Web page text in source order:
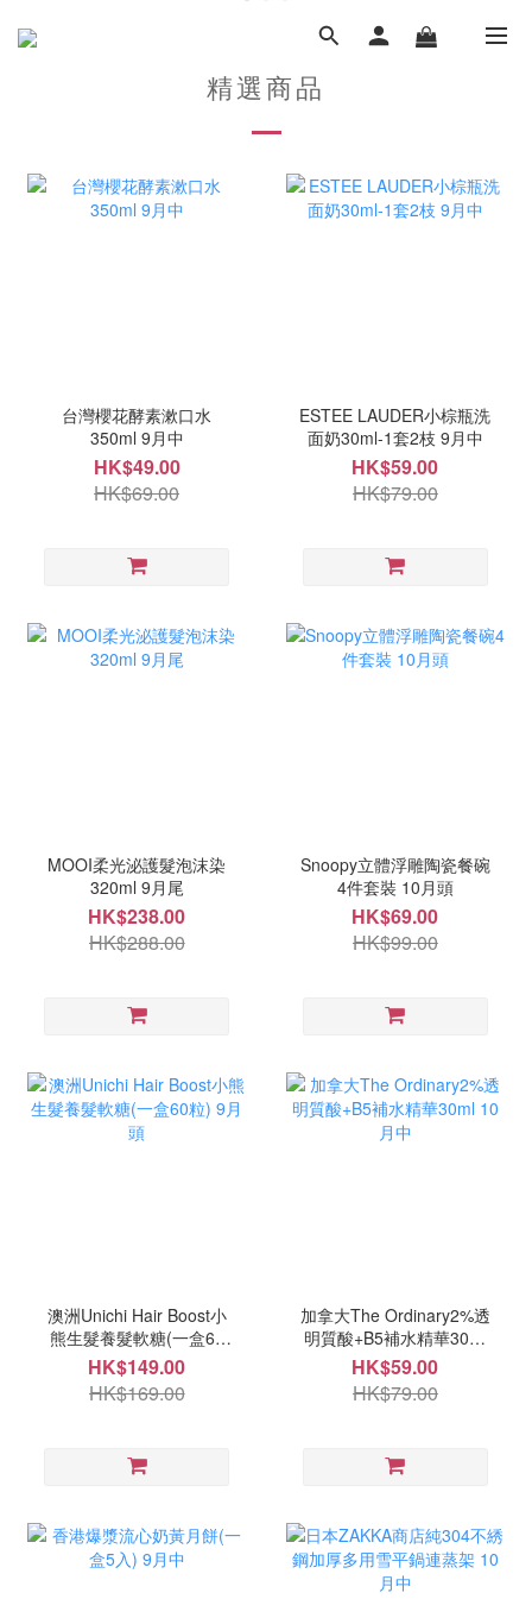
精選商品
台灣櫻花酵素漱口水
350ml 9月中
HK$49.00
HK$69.00
ESTEE LAUDER小棕瓶洗
面奶30ml-1套2枝 9月中
HK$59.00
HK$79.00
MOOI柔光泌護髮泡沫染
320ml 9月尾
HK$238.00
HK$288.00
Snoopy立體浮雕陶瓷餐碗
4件套裝 10月頭
HK$69.00
HK$99.00
澳洲Unichi Hair Boost小
熊生髮養髮軟糖(一盒60
粒) 9月頭
HK$149.00
HK$169.00
加拿大The Ordinary2%透
明質酸+B5補水精華30ml
10月中
HK$59.00
HK$79.00